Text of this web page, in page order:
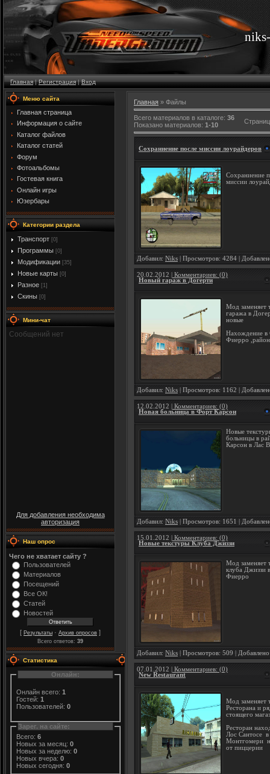
Главная|Регистрация|Вход
Меню сайта
Главная страница
Информация о сайте
Каталог файлов
Каталог статей
Форум
Фотоальбомы
Гостевая книга
Онлайн игры
Юзербары
Категории раздела
Транспорт [0]
Программы [0]
Модификации [35]
Новые карты [0]
Разное [1]
Скины [0]
Мини-чат
Для добавления необходима
авторизация
Наш опрос
Чего не хватает сайту ?
Пользователей
Материалов
Посещений
Все ОК!
Статей
Новостей
[ Результаты · Архив опросов ]
Всего ответов: 39
Статистика
Онлайн:
Онлайн всего: 1
Гостей: 1
Пользователей: 0
Зарег. на сайте:
Всего: 6
Новых за месяц: 0
Новых за неделю: 0
Новых вчера: 0
Новых сегодня: 0
Главная » Файлы
Всего материалов в каталоге: 36
Показано материалов: 1-10
Сохраниение после миссии лоурайдеров
Сохраниение
миссии
Добавил: Niks | Просмотров: 4284 |
20.02.2012 | Комментариев: (0)
Новый гараж в Догерти
Мод заменяет
гаража в
новые
Нахождение в
Фиерро
Добавил: Niks | Просмотров: 1162 |
12.02.2012 | Комментариев: (0)
Новая больница в Форт Карсон
Новые
больницы в
Карсон в Лас
Добавил: Niks | Просмотров: 1651 |
15.01.2012 | Комментариев: (0)
Новые текстуры Клуба Джиззи
Мод заменяет
клуба Джиззи
Фиерро
Добавил: Niks | Просмотров: 509 |
07.01.2012 | Комментариев: (0)
New Restaurant
Мод заменяет
Ресторана и
стоящего
Ресторан
Лос Сантосе в
Монтгомери
от пиццерии